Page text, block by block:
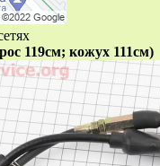
119см; кожух 111см)